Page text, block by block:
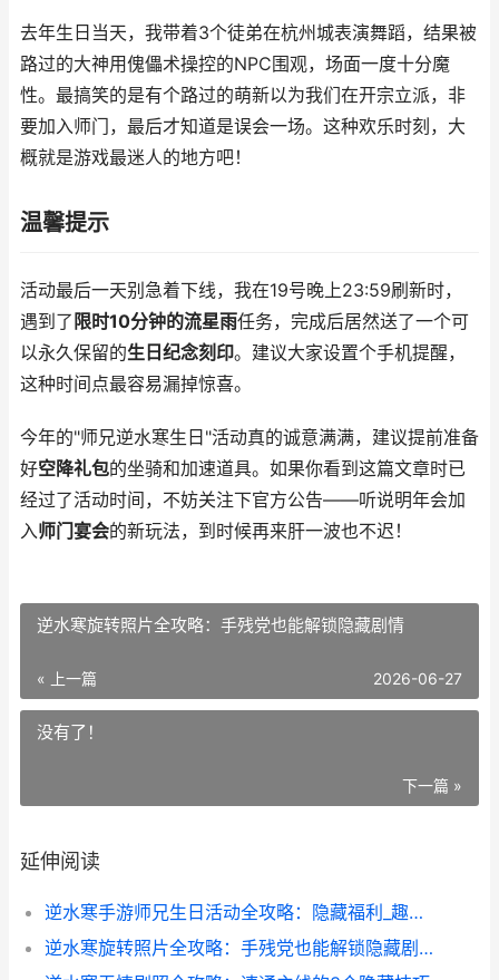
去年生日当天，我带着3个徒弟在杭州城表演舞蹈，结果被
路过的大神用傀儡术操控的NPC围观，场面一度十分魔
性。最搞笑的是有个路过的萌新以为我们在开宗立派，非
要加入师门，最后才知道是误会一场。这种欢乐时刻，大
概就是游戏最迷人的地方吧！
温馨提示
活动最后一天别急着下线，我在19号晚上23:59刷新时，
遇到了 限时10分钟的流星雨任务，完成后居然送了一个可
以永久保留的生日纪念刻印。建议大家设置个手机提醒，
这种时间点最容易漏掉惊喜。
今年的"师兄逆水寒生日"活动真的诚意满满，建议提前准备
好空降礼包的坐骑和加速道具。如果你看到这篇文章时已
经过了活动时间，不妨关注下官方公告——听说明年会加
入师门宴会的新玩法，到时候再来肝一波也不迟！
逆水寒旋转照片全攻略：手残党也能解锁隐藏剧情
« 上一篇 2026-06-27
没有了！
下一篇 »
延伸阅读
逆水寒手游师兄生日活动全攻略：隐藏福利_趣味玩法大揭秘
逆水寒旋转照片全攻略：手残党也能解锁隐藏剧情